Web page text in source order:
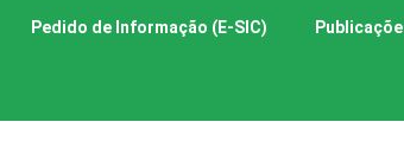
Pedido de Informação (E-SIC)